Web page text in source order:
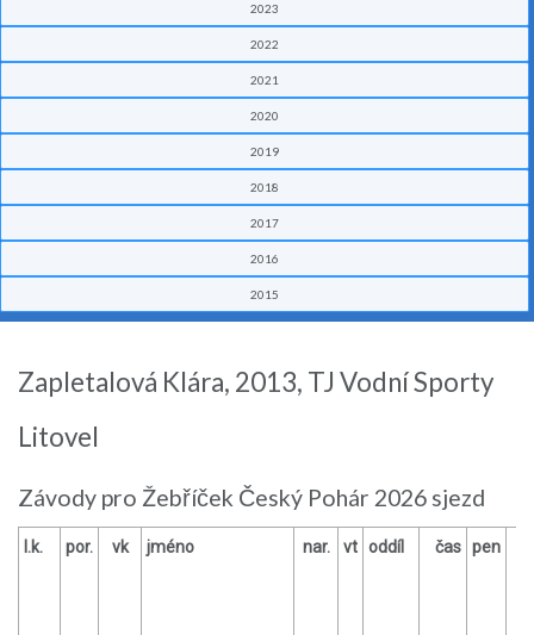
2023
2022
2021
2020
2019
2018
2017
2016
2015
Zapletalová Klára, 2013, TJ Vodní Sporty
Litovel
Závody pro Žebříček Český Pohár 2026 sjezd
l.k. por. vk jméno nar. vt oddíl čas pen